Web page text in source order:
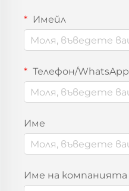
Имейл
Телефон/WhatsApp
Име
Име на компанията